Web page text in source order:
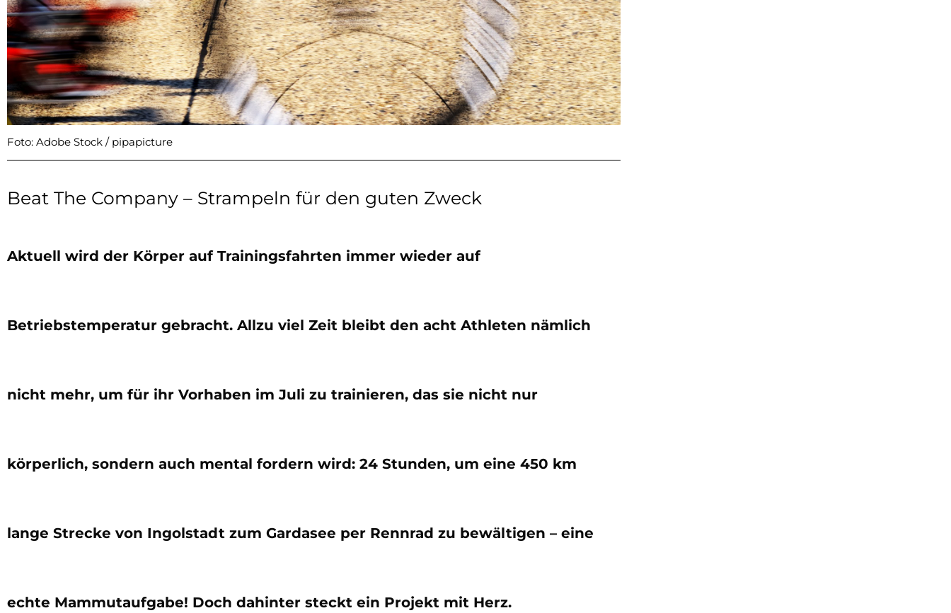
Foto: Adobe Stock / pipapicture
Beat The Company – Strampeln für den guten Zweck
Aktuell wird der Körper auf Trainingsfahrten immer wieder auf
Betriebstemperatur gebracht. Allzu viel Zeit bleibt den acht Athleten nämlich
nicht mehr, um für ihr Vorhaben im Juli zu trainieren, das sie nicht nur
körperlich, sondern auch mental fordern wird: 24 Stunden, um eine 450 km
lange Strecke von Ingolstadt zum Gardasee per Rennrad zu bewältigen – eine
echte Mammutaufgabe! Doch dahinter steckt ein Projekt mit Herz.